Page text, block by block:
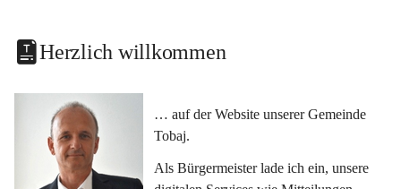
Herzlich willkommen
… auf der Website unserer Gemeinde
Tobaj.
Als Bürgermeister lade ich ein, unsere